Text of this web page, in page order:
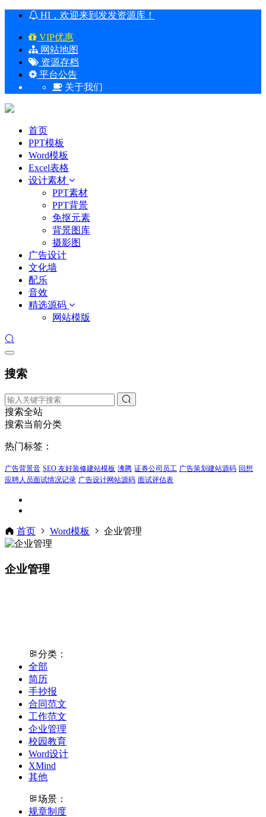
HI，欢迎来到发发资源库！
VIP优惠
网站地图
资源存档
平台公告
关于我们
首页
PPT模板
Word模板
Excel表格
设计素材
PPT素材
PPT背景
免抠元素
背景图库
摄影图
广告设计
文化墙
配乐
音效
精选源码
网站模版
搜索
搜索全站
搜索当前分类
热门标签：
广告背景音 SEO 友好装修建站模板 沸腾 证券公司员工 广告策划建站源码 回想
应聘人员面试情况记录 广告设计网站源码 面试评估表
首页 Word模板 企业管理
企业管理
分类：
全部
简历
手抄报
合同范文
工作范文
企业管理
校园教育
Word设计
XMind
其他
场景：
规章制度